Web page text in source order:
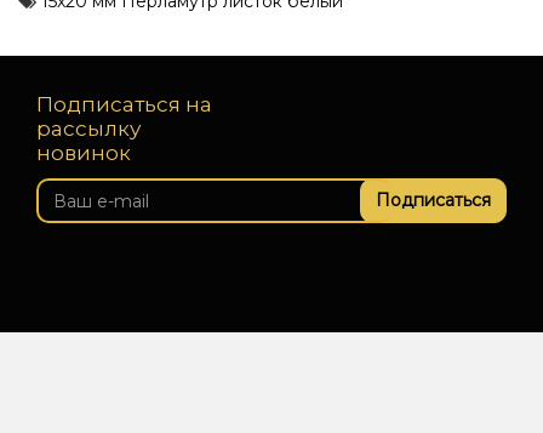
Подписаться на
рассылку
новинок
Подписаться